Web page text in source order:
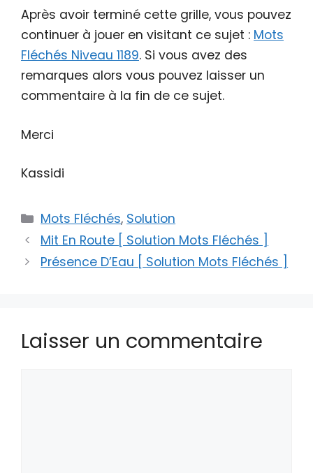
Après avoir terminé cette grille, vous pouvez
continuer à jouer en visitant ce sujet : Mots
Fléchés Niveau 1189. Si vous avez des
remarques alors vous pouvez laisser un
commentaire à la fin de ce sujet.
Merci
Kassidi
Catégories
Mots Fléchés, Solution
Mit En Route [ Solution Mots Fléchés ]
Présence D’Eau [ Solution Mots Fléchés ]
Laisser un commentaire